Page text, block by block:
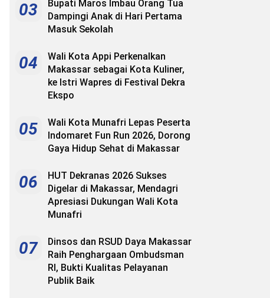
03
Bupati Maros Imbau Orang Tua
Dampingi Anak di Hari Pertama
Masuk Sekolah
04
Wali Kota Appi Perkenalkan
Makassar sebagai Kota Kuliner,
ke Istri Wapres di Festival Dekra
Ekspo
05
Wali Kota Munafri Lepas Peserta
Indomaret Fun Run 2026, Dorong
Gaya Hidup Sehat di Makassar
06
HUT Dekranas 2026 Sukses
Digelar di Makassar, Mendagri
Apresiasi Dukungan Wali Kota
Munafri
07
Dinsos dan RSUD Daya Makassar
Raih Penghargaan Ombudsman
RI, Bukti Kualitas Pelayanan
Publik Baik